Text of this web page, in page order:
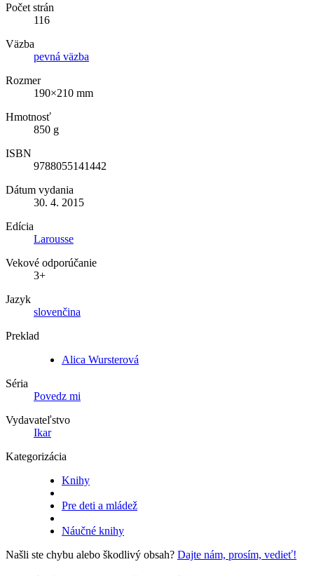
Počet strán
116
Väzba
pevná väzba
Rozmer
190×210 mm
Hmotnosť
850 g
ISBN
9788055141442
Dátum vydania
30. 4. 2015
Edícia
Larousse
Vekové odporúčanie
3+
Jazyk
slovenčina
Preklad
Alica Wursterová
Séria
Povedz mi
Vydavateľstvo
Ikar
Kategorizácia
Knihy
Pre deti a mládež
Náučné knihy
Našli ste chybu alebo škodlivý obsah? Dajte nám, prosím, vedieť!